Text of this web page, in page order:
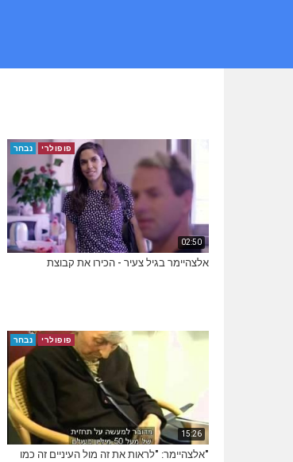
02:50
פופולרי נבחר
אלצהיימר בגיל צעיר - הכירו את קבוצת
15:26
פופולרי נבחר
"אלצהיימר: "לראות את זה מול העיניים זה כמו